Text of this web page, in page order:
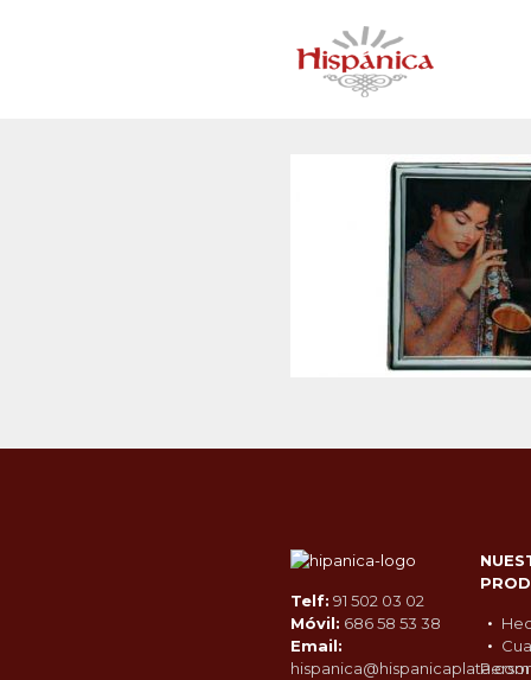
Telf: 91 502 03 02
Móvil: 686 58 53 38
Email:
hispanica@hispanicaplata.com